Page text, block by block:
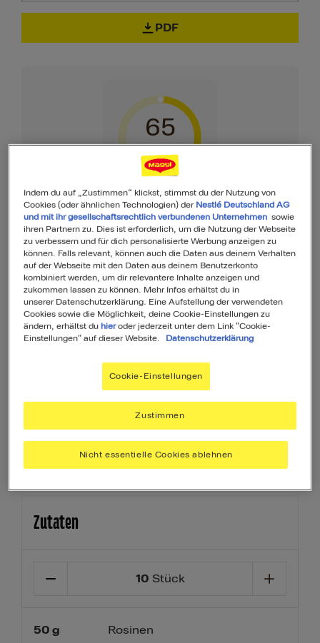
PDF
65
MyMenu IQ™
Ist diese Mahlzeit
ausgewogen?
MyMenuIQ hilft Dir, deinen Körper mit
allen Nährstoffen zu versorgen, die Du
täglich brauchst.
Ihr Menü erstellen
Zutaten
10 Stück
50 g Rosinen
Indem du auf „Zustimmen“ klickst, stimmst du der Nutzung von
Cookies (oder ähnlichen Technologien) der Nestlé Deutschland AG
und mit ihr gesellschaftsrechtlich verbundenen Unternehmen sowie
ihren Partnern zu. Dies ist erforderlich, um die Nutzung der Webseite
zu verbessern und für dich personalisierte Werbung anzeigen zu
können. Falls relevant, können auch die Daten aus deinem Verhalten
auf der Webseite mit den Daten aus deinem Benutzerkonto
kombiniert werden, um dir relevantere Inhalte anzeigen und
zukommen lassen zu können. Mehr Infos erhältst du in
unserer Datenschutzerklärung. Eine Aufstellung der verwendeten
Cookies sowie die Möglichkeit, deine Cookie-Einstellungen zu
ändern, erhältst duhieroder jederzeit unter dem Link "Cookie-
Einstellungen" auf dieser Website.
Datenschutzerklärung
Cookie-Einstellungen
Nicht essentielle Cookies ablehnen
Zustimmen